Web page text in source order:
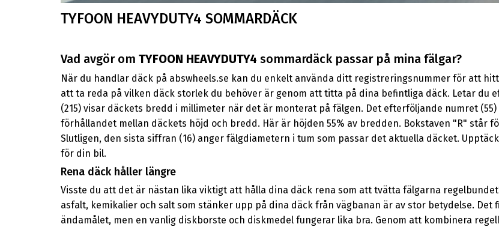
TYFOON HEAVYDUTY4 SOMMARDÄCK
Vad avgör om TYFOON HEAVYDUTY4 sommardäck passar på mina fälgar?
När du handlar däck på abswheels.se kan du enkelt använda ditt registreringsnummer för att
att ta reda på vilken däck storlek du behöver är genom att titta på dina befintliga däck. Letar du
(215) visar däckets bredd i millimeter när det är monterat på fälgen. Det efterföljande numret
förhållandet mellan däckets höjd och bredd. Här är höjden 55% av bredden. Bokstaven "R" står
Slutligen, den sista siffran (16) anger fälgdiametern i tum som passar det aktuella däcket.
för din bil.
Rena däck håller längre
Visste du att det är nästan lika viktigt att hålla dina däck rena som att tvätta fälgarna
asfalt, kemikalier och salt som stänker upp på dina däck från vägbanan är av stor betydelse.
ändamålet, men en vanlig diskborste och diskmedel fungerar lika bra. Genom att kombinera